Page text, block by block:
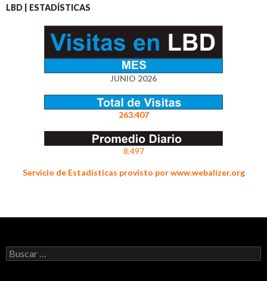
LBD | ESTADÍSTICAS
JUNIO 2026
263.407
8.497
Servicio de Estadísticas provisto por www.webalizer.org
Buscar: